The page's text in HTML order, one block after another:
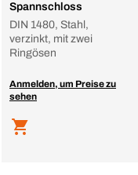
Spannschloss
DIN 1480, Stahl,
verzinkt, mit zwei
Ringösen
Anmelden, um Preise zu
sehen